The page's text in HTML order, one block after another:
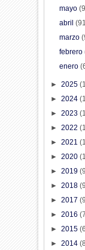
mayo
abril
marzo
febrero
enero
►2025
►2024
►2023
►2022
►2021
►2020
►2019
►2018
►2017
►2016
►2015
►2014